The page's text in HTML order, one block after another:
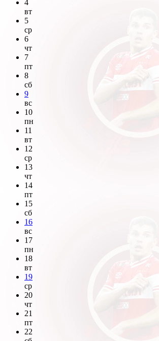
4
вт
5
ср
6
чт
7
пт
8
сб
9
вс
10
пн
11
вт
12
ср
13
чт
14
пт
15
сб
16
вс
17
пн
18
вт
19
ср
20
чт
21
пт
22